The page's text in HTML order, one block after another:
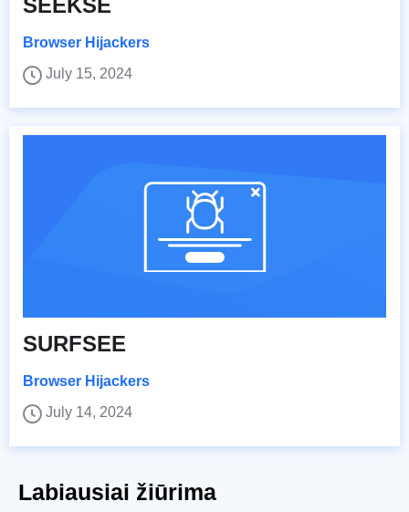
Browser Hijackers
July 15, 2024
SURFSEE
Browser Hijackers
July 14, 2024
Labiausiai žiūrima